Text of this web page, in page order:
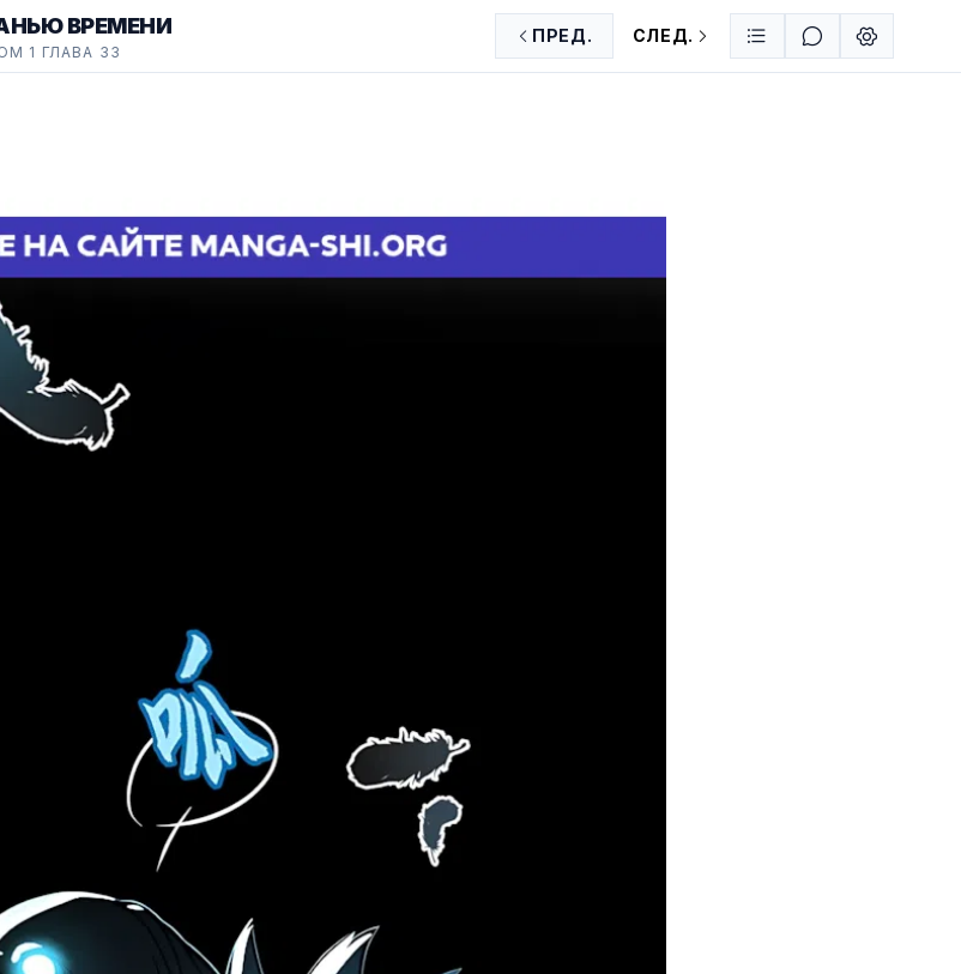
ВРЕМЕНИ
1 ГЛАВА 33
ПРЕД. СЛЕД.